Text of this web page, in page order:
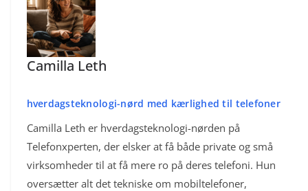
Camilla Leth
hverdagsteknologi-nørd med kærlighed til telefoner
Camilla Leth er hverdagsteknologi-nørden på
Telefonxperten, der elsker at få både private og små
virksomheder til at få mere ro på deres telefoni. Hun
oversætter alt det tekniske om mobiltelefoner,